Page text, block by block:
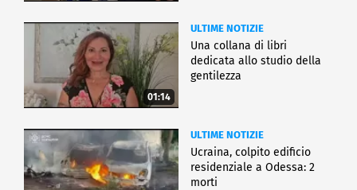
01:14
ULTIME NOTIZIE
Una collana di libri
dedicata allo studio della
gentilezza
ULTIME NOTIZIE
Ucraina, colpito edificio
residenziale a Odessa: 2
morti